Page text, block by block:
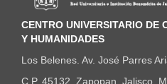
CENTRO UNIVERSITARIO DE
Y HUMANIDADES
Los Belenes. Av. José Parres
C.P. 45132. Zapopan, Jalisco,